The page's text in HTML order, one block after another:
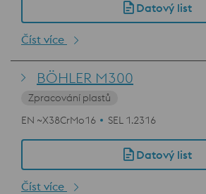
Datový list
Číst více
BÖHLER M300
Zpracování plastů
EN ~X38CrMo16
SEL 1.2316
Datový list
Číst více